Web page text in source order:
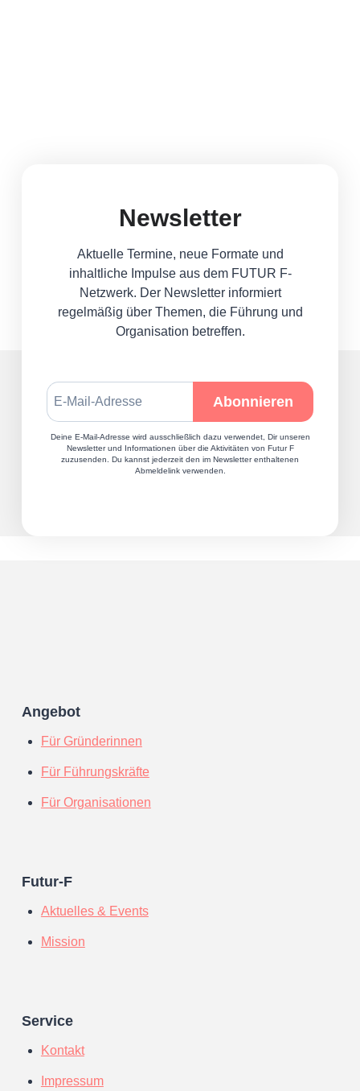
Newsletter
Aktuelle Termine, neue Formate und
inhaltliche Impulse aus dem FUTUR F-
Netzwerk. Der Newsletter informiert
regelmäßig über Themen, die Führung und
Organisation betreffen.
Deine E-Mail-Adresse wird ausschließlich dazu verwendet, Dir unseren
Newsletter und Informationen über die Aktivitäten von Futur F
zuzusenden. Du kannst jederzeit den im Newsletter enthaltenen
Abmeldelink verwenden.
Angebot
Für Gründerinnen
Für Führungskräfte
Für Organisationen
Futur-F
Aktuelles & Events
Mission
Service
Kontakt
Impressum